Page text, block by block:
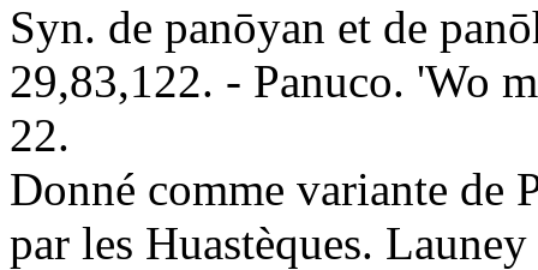
Syn. de panōyan et de
29,83,122. - Panuco. 'Wo
22.
Donné comme variante de
par les Huastèques.